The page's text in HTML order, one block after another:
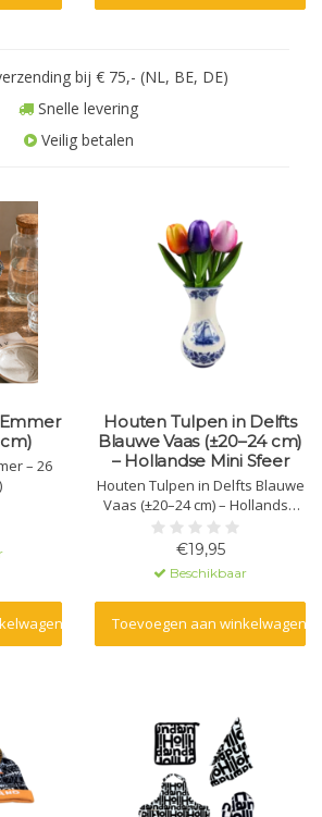
bij € 75,- (NL, BE, DE)
Snelle levering
Veilig betalen
– 26
Houten Tulpen in Delfts
Blauwe Vaas (±20–24 cm)
– Hollandse Mini Sfeer
Houten Tulpen in Delfts Blauwe
Vaas (±20–24 cm) – Hollandse
Mini Sfeer
€19,95
Beschikbaar
Toevoegen aan winkelwagen